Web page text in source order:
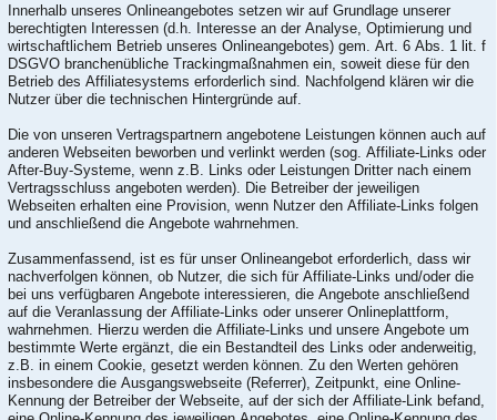
Innerhalb unseres Onlineangebotes setzen wir auf Grundlage unserer
berechtigten Interessen (d.h. Interesse an der Analyse, Optimierung und
wirtschaftlichem Betrieb unseres Onlineangebotes) gem. Art. 6 Abs. 1 lit. f
DSGVO branchenübliche Trackingmaßnahmen ein, soweit diese für den
Betrieb des Affiliatesystems erforderlich sind. Nachfolgend klären wir die
Nutzer über die technischen Hintergründe auf.
Die von unseren Vertragspartnern angebotene Leistungen können auch auf
anderen Webseiten beworben und verlinkt werden (sog. Affiliate-Links oder
After-Buy-Systeme, wenn z.B. Links oder Leistungen Dritter nach einem
Vertragsschluss angeboten werden). Die Betreiber der jeweiligen
Webseiten erhalten eine Provision, wenn Nutzer den Affiliate-Links folgen
und anschließend die Angebote wahrnehmen.
Zusammenfassend, ist es für unser Onlineangebot erforderlich, dass wir
nachverfolgen können, ob Nutzer, die sich für Affiliate-Links und/oder die
bei uns verfügbaren Angebote interessieren, die Angebote anschließend
auf die Veranlassung der Affiliate-Links oder unserer Onlineplattform,
wahrnehmen. Hierzu werden die Affiliate-Links und unsere Angebote um
bestimmte Werte ergänzt, die ein Bestandteil des Links oder anderweitig,
z.B. in einem Cookie, gesetzt werden können. Zu den Werten gehören
insbesondere die Ausgangswebseite (Referrer), Zeitpunkt, eine Online-
Kennung der Betreiber der Webseite, auf der sich der Affiliate-Link befand,